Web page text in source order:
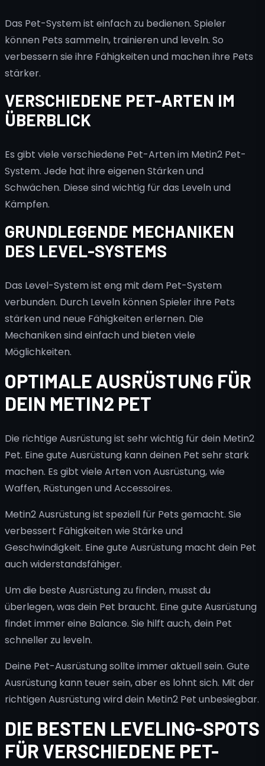
Das Pet-System ist einfach zu bedienen. Spieler
können Pets sammeln, trainieren und leveln. So
verbessern sie ihre Fähigkeiten und machen ihre Pets
stärker.
VERSCHIEDENE PET-ARTEN IM
ÜBERBLICK
Es gibt viele verschiedene Pet-Arten im Metin2 Pet-
System. Jede hat ihre eigenen Stärken und
Schwächen. Diese sind wichtig für das Leveln und
Kämpfen.
GRUNDLEGENDE MECHANIKEN
DES LEVEL-SYSTEMS
Das Level-System ist eng mit dem Pet-System
verbunden. Durch Leveln können Spieler ihre Pets
stärken und neue Fähigkeiten erlernen. Die
Mechaniken sind einfach und bieten viele
Möglichkeiten.
OPTIMALE AUSRÜSTUNG FÜR
DEIN METIN2 PET
Die richtige Ausrüstung ist sehr wichtig für dein Metin2
Pet. Eine gute Ausrüstung kann deinen Pet sehr stark
machen. Es gibt viele Arten von Ausrüstung, wie
Waffen, Rüstungen und Accessoires.
Metin2 Ausrüstung ist speziell für Pets gemacht. Sie
verbessert Fähigkeiten wie Stärke und
Geschwindigkeit. Eine gute Ausrüstung macht dein Pet
auch widerstandsfähiger.
Um die beste Ausrüstung zu finden, musst du
überlegen, was dein Pet braucht. Eine gute Ausrüstung
findet immer eine Balance. Sie hilft auch, dein Pet
schneller zu leveln.
Deine Pet-Ausrüstung sollte immer aktuell sein. Gute
Ausrüstung kann teuer sein, aber es lohnt sich. Mit der
richtigen Ausrüstung wird dein Metin2 Pet unbesiegbar.
DIE BESTEN LEVELING-SPOTS
FÜR VERSCHIEDENE PET-